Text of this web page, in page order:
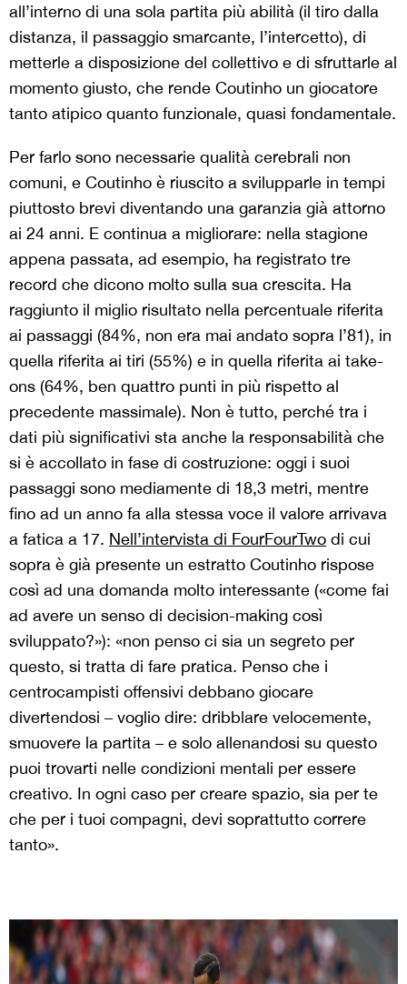
all’interno di una sola partita più abilità (il tiro dalla
distanza, il passaggio smarcante, l’intercetto), di
metterle a disposizione del collettivo e di sfruttarle al
momento giusto, che rende Coutinho un giocatore
tanto atipico quanto funzionale, quasi fondamentale.
Per farlo sono necessarie qualità cerebrali non
comuni, e Coutinho è riuscito a svilupparle in tempi
piuttosto brevi diventando una garanzia già attorno
ai 24 anni. E continua a migliorare: nella stagione
appena passata, ad esempio, ha registrato tre
record che dicono molto sulla sua crescita. Ha
raggiunto il miglio risultato nella percentuale riferita
ai passaggi (84%, non era mai andato sopra l’81), in
quella riferita ai tiri (55%) e in quella riferita ai take-
ons (64%, ben quattro punti in più rispetto al
precedente massimale). Non è tutto, perché tra i
dati più significativi sta anche la responsabilità che
si è accollato in fase di costruzione: oggi i suoi
passaggi sono mediamente di 18,3 metri, mentre
fino ad un anno fa alla stessa voce il valore arrivava
a fatica a 17. Nell’intervista di FourFourTwo di cui
sopra è già presente un estratto Coutinho rispose
così ad una domanda molto interessante («come fai
ad avere un senso di decision-making così
sviluppato?»): «non penso ci sia un segreto per
questo, si tratta di fare pratica. Penso che i
centrocampisti offensivi debbano giocare
divertendosi – voglio dire: dribblare velocemente,
smuovere la partita – e solo allenandosi su questo
puoi trovarti nelle condizioni mentali per essere
creativo. In ogni caso per creare spazio, sia per te
che per i tuoi compagni, devi soprattutto correre
tanto».